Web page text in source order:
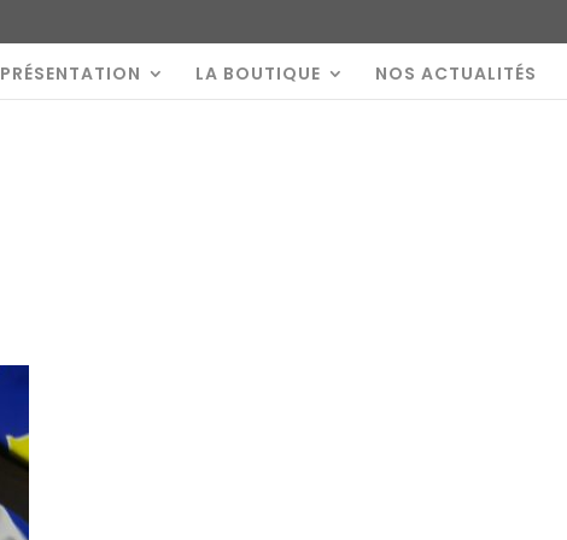
PRÉSENTATION LA BOUTIQUE NOS ACTUALITÉS